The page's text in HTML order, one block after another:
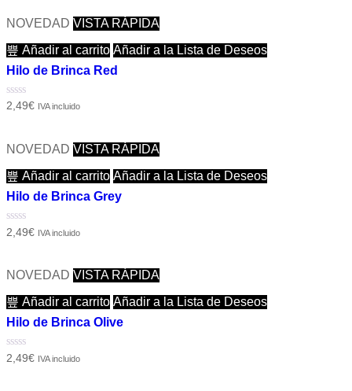
5NOVEDAD VISTA RÁPIDA
Añadir al carrito Añadir a la Lista de Deseos
Hilo de Brinca Red
Valorado
5
2,49€ IVA incluido
NOVEDAD VISTA RÁPIDA
Añadir al carrito Añadir a la Lista de Deseos
Hilo de Brinca Grey
Valorado
con
5
2,49€ IVA incluido
NOVEDAD VISTA RÁPIDA
Añadir al carrito Añadir a la Lista de Deseos
Hilo de Brinca Olive
Valorado
2,49€ IVA incluido